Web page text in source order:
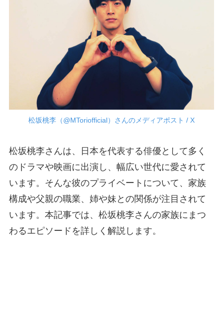
松坂桃李（@MToriofficial）さんのメディアポスト / X
松坂桃李さんは、日本を代表する俳優として多く
のドラマや映画に出演し、幅広い世代に愛されて
います。そんな彼のプライベートについて、家族
構成や父親の職業、姉や妹との関係が注目されて
います。本記事では、松坂桃李さんの家族にまつ
わるエピソードを詳しく解説します。